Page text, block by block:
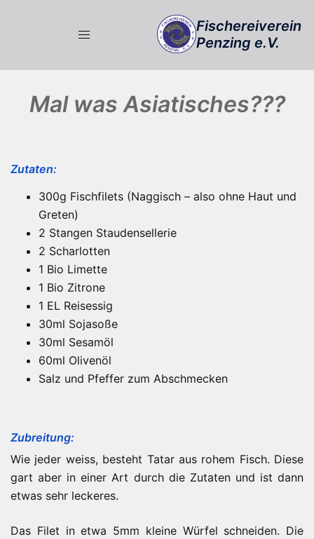
Fischereiverein
Penzing e.V.
Mal was Asiatisches???
Zutaten:
300g Fischfilets (Naggisch – also ohne Haut und
Greten)
2 Stangen Staudensellerie
2 Scharlotten
1 Bio Limette
1 Bio Zitrone
1 EL Reisessig
30ml Sojasoße
30ml Sesamöl
60ml Olivenöl
Salz und Pfeffer zum Abschmecken
Zubreitung:
Wie jeder weiss, besteht Tatar aus rohem Fisch. Diese
gart aber in einer Art durch die Zutaten und ist dann
etwas sehr leckeres.
Das Filet in etwa 5mm kleine Würfel schneiden. Die